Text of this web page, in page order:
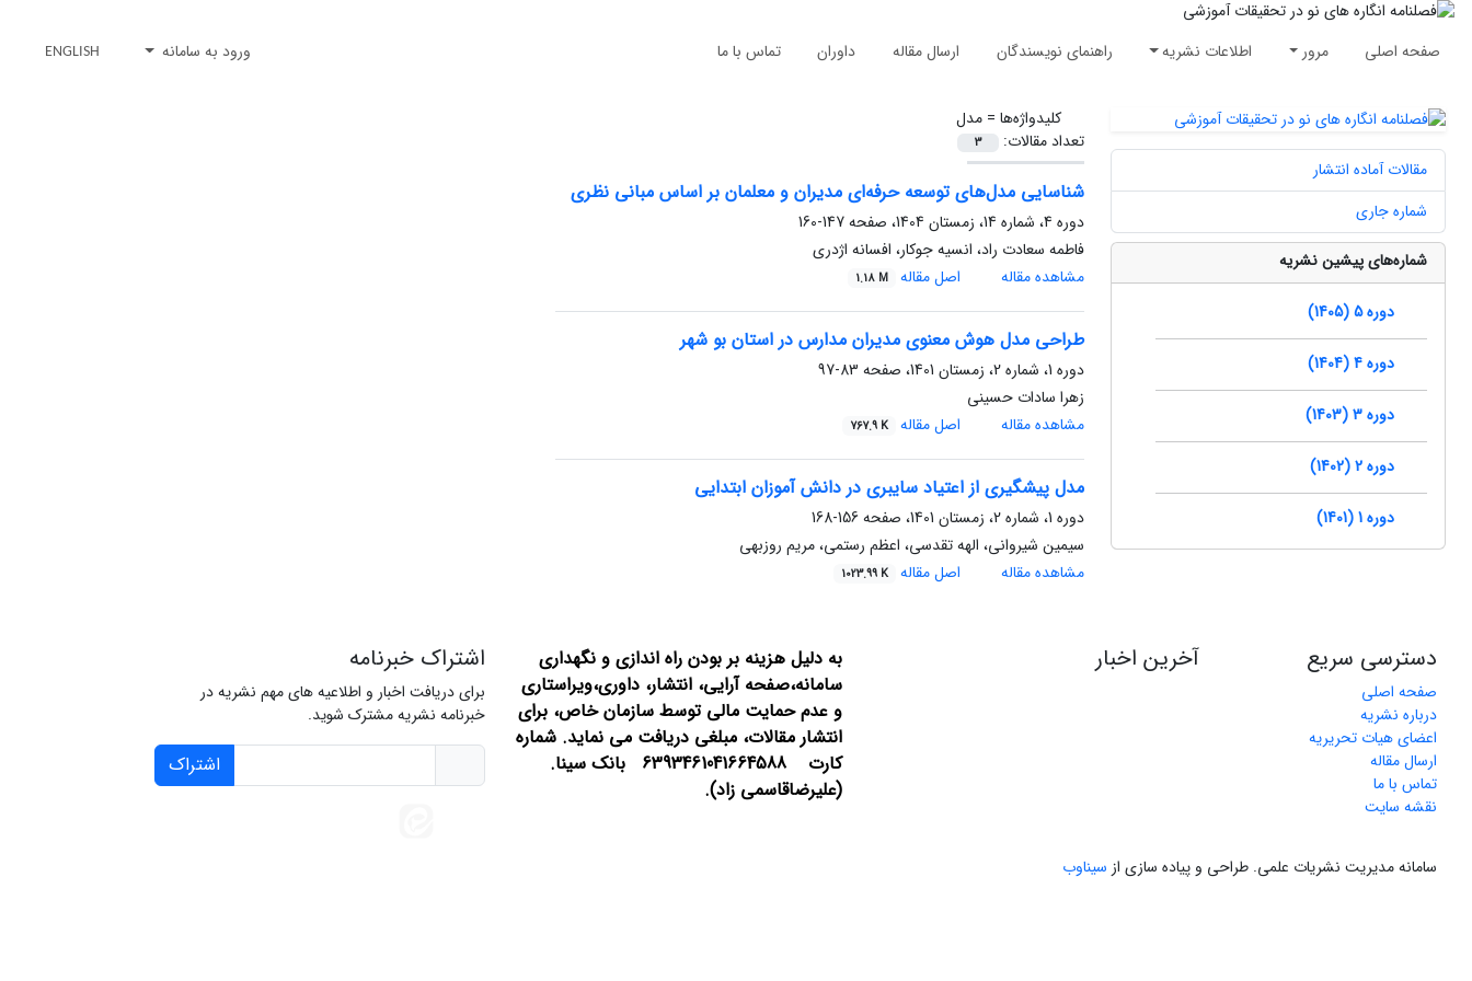
صفحه اصلی مرور اطلاعات نشریه راهنمای نویسندگان ارسال مقاله داوران تماس با ما ورود به سامانه ENGLISH
کلیدواژه‌ها =مدل
تعداد مقالات:
3
شناسایی مدل‌های توسعه حرفه‌ای مدیران و معلمان بر اساس مبانی نظری
دوره 4، شماره 14، زمستان 1404، صفحه
147-160
فاطمه سعادت راد، انسیه جوکار، افسانه اژدری
مشاهده مقاله
اصل مقاله 1.18 M
طراحی مدل هوش معنوی مدیران مدارس در استان بو شهر
دوره 1، شماره 2، زمستان 1401، صفحه
83-97
زهرا سادات حسینی
مشاهده مقاله
اصل مقاله 767.9 K
مدل پیشگیری از اعتیاد سایبری در دانش آموزان ابتدایی
دوره 1، شماره 2، زمستان 1401، صفحه
156-168
سیمین شیروانی، الهه تقدسی، اعظم رستمی، مریم روزبهی
مشاهده مقاله
اصل مقاله 1023.99 K
مقالات آماده انتشار
شماره جاری
شماره‌های پیشین نشریه
دوره 5 (1405)
دوره 4 (1404)
دوره 3 (1403)
دوره 2 (1402)
دوره 1 (1401)
دسترسی سریع
صفحه اصلی
درباره نشریه
اعضای هیات تحریریه
ارسال مقاله
تماس با ما
نقشه سایت
آخرین اخبار
به دلیل هزینه بر بودن راه اندازی و نگهداری
سامانه،صفحه آرایی، انتشار، داوری،ویراستاری
و عدم حمایت مالی توسط سازمان خاص، برای
انتشار مقالات، مبلغی دریافت می نماید. شماره
کارت 6393461041664588 بانک سینا.
(علیرضاقاسمی زاد).
اشتراک خبرنامه
برای دریافت اخبار و اطلاعیه های مهم نشریه در
خبرنامه نشریه مشترک شوید.
اشتراک
سامانه مدیریت نشریات علمی. طراحی و پیاده سازی از سیناوب